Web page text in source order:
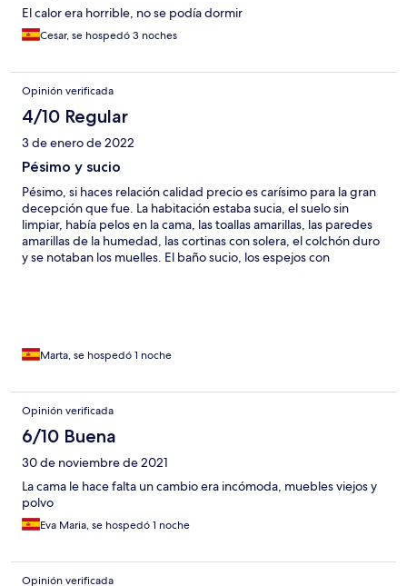
El calor era horrible, no se podía dormir
Cesar, se hospedó 3 noches
Opinión verificada
4/10 Regular
3 de enero de 2022
Pésimo y sucio
Pésimo, si haces relación calidad precio es carísimo para la gran
decepción que fue. La habitación estaba sucia, el suelo sin
limpiar, había pelos en la cama, las toallas amarillas, las paredes
amarillas de la humedad, las cortinas con solera, el colchón duro
y se notaban los muelles. El baño sucio, los espejos con
Marta, se hospedó 1 noche
Opinión verificada
6/10 Buena
30 de noviembre de 2021
La cama le hace falta un cambio era incómoda, muebles viejos y
polvo
Eva Maria, se hospedó 1 noche
Opinión verificada